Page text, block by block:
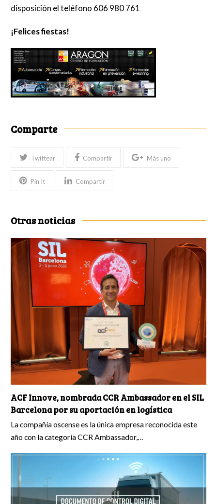
disposición el teléfono 606 980 761
¡Felices fiestas!
Comparte
Twittear Compartir Más uno
Pin It Compartir
Otras noticias
ACF Innove, nombrada CCR Ambassador en el SIL
Barcelona por su aportación en logística
La compañía oscense es la única empresa reconocida este
año con la categoría CCR Ambassador,…